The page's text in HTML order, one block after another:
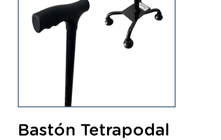
Bastón Tetrapodal